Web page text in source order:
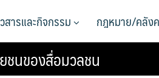
สารและกิจกรรม กฎหมาย/คลัง
ชนของสื่อมวลชน